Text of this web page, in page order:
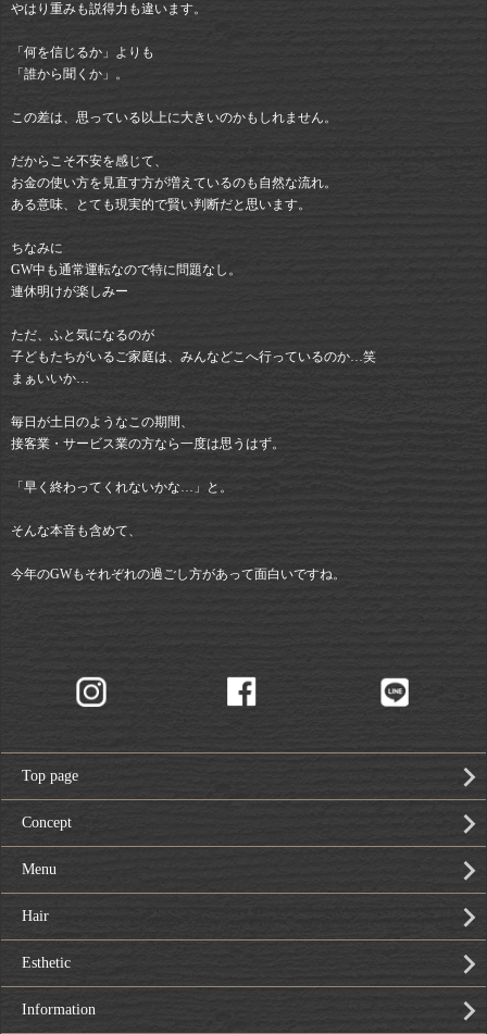
やはり重みも説得力も違います。
「何を信じるか」よりも
「誰から聞くか」。
この差は、思っている以上に大きいのかもしれません。
だからこそ不安を感じて、
お金の使い方を見直す方が増えているのも自然な流れ。
ある意味、とても現実的で賢い判断だと思います。
ちなみに
GW中も通常運転なので特に問題なし。
連休明けが楽しみー
ただ、ふと気になるのが
子どもたちがいるご家庭は、みんなどこへ行っているのか…笑
まぁいいか…
毎日が土日のようなこの期間、
接客業・サービス業の方なら一度は思うはず。
「早く終わってくれないかな…」と。
そんな本音も含めて、
今年のGWもそれぞれの過ごし方があって面白いですね。
Top page
Concept
Menu
Hair
Esthetic
Information